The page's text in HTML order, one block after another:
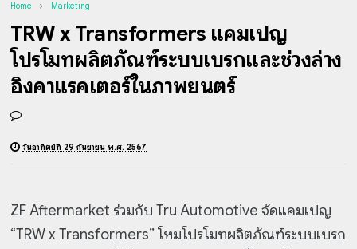
Home Marketing
TRW x Transformers แคมเปญ
โปรโมทผลิตภัณฑ์ระบบเบรกและช่วงล่าง
อิงคาแรคเตอร์ในภาพยนตร์
วันอาทิตย์ที่ 29 กันยายน พ.ศ. 2567
ZF Aftermarket ร่วมกับ Tru Automotive จัดแคมเปญ
“TRW x Transformers” โหมโปรโมทผลิตภัณฑ์ระบบเบรก